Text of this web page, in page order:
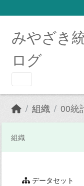
みやざき
ログ
組織 00統
組織
データセット